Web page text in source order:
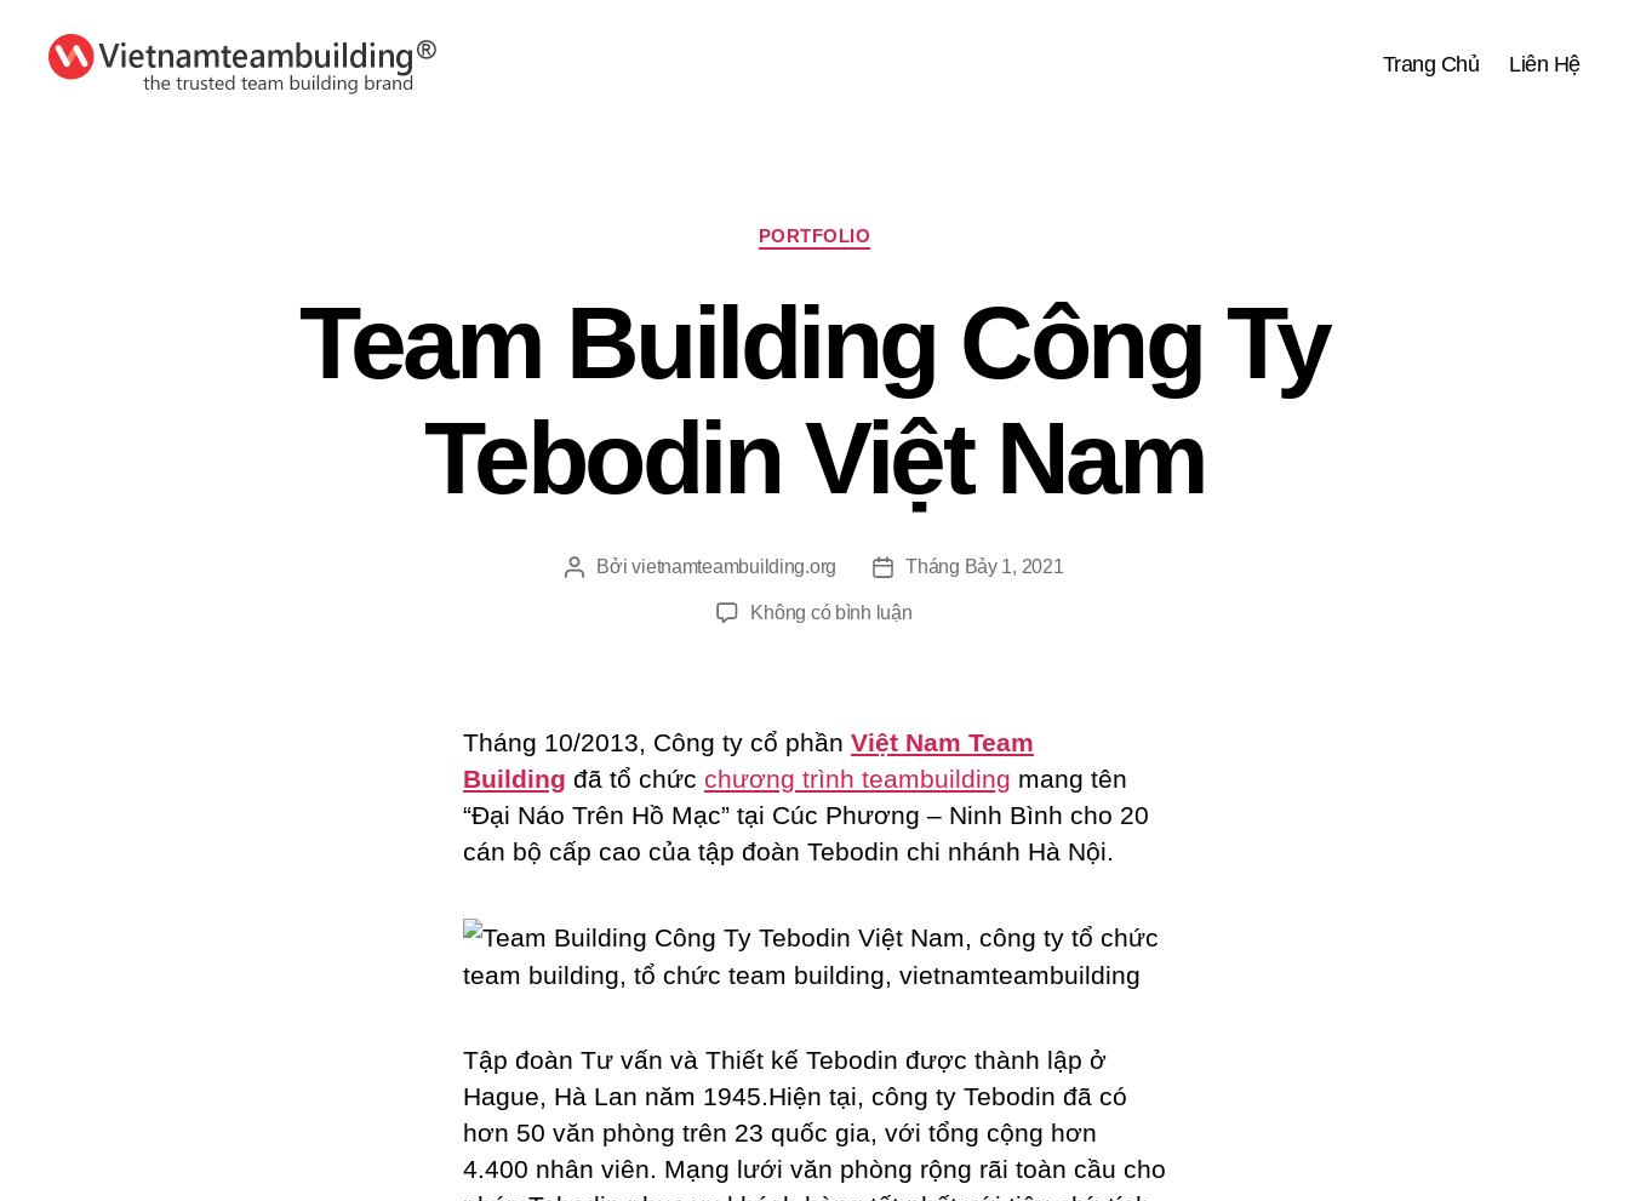
Trang Chủ Liên Hệ
Chuyên
mục
PORTFOLIO
Team Building Công Ty
Tebodin Việt Nam
TácBởivietnamteambuilding.org
NgàyTháng Bảy 1, 2021
Không có bình luậnở
Tebodin
Việt
Nam
Tháng 10/2013, Công ty cổ phần Việt Nam Team
Building đã tổ chức chương trình teambuilding mang tên
“Đại Náo Trên Hồ Mạc” tại Cúc Phương – Ninh Bình cho 20
cán bộ cấp cao của tập đoàn Tebodin chi nhánh Hà Nội.
Tập đoàn Tư vấn và Thiết kế Tebodin được thành lập ở
Hague, Hà Lan năm 1945.Hiện tại, công ty Tebodin đã có
hơn 50 văn phòng trên 23 quốc gia, với tổng cộng hơn
4.400 nhân viên. Mạng lưới văn phòng rộng rãi toàn cầu cho